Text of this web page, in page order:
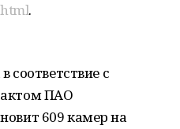
.
соответствие с
ПАО
609 камер на